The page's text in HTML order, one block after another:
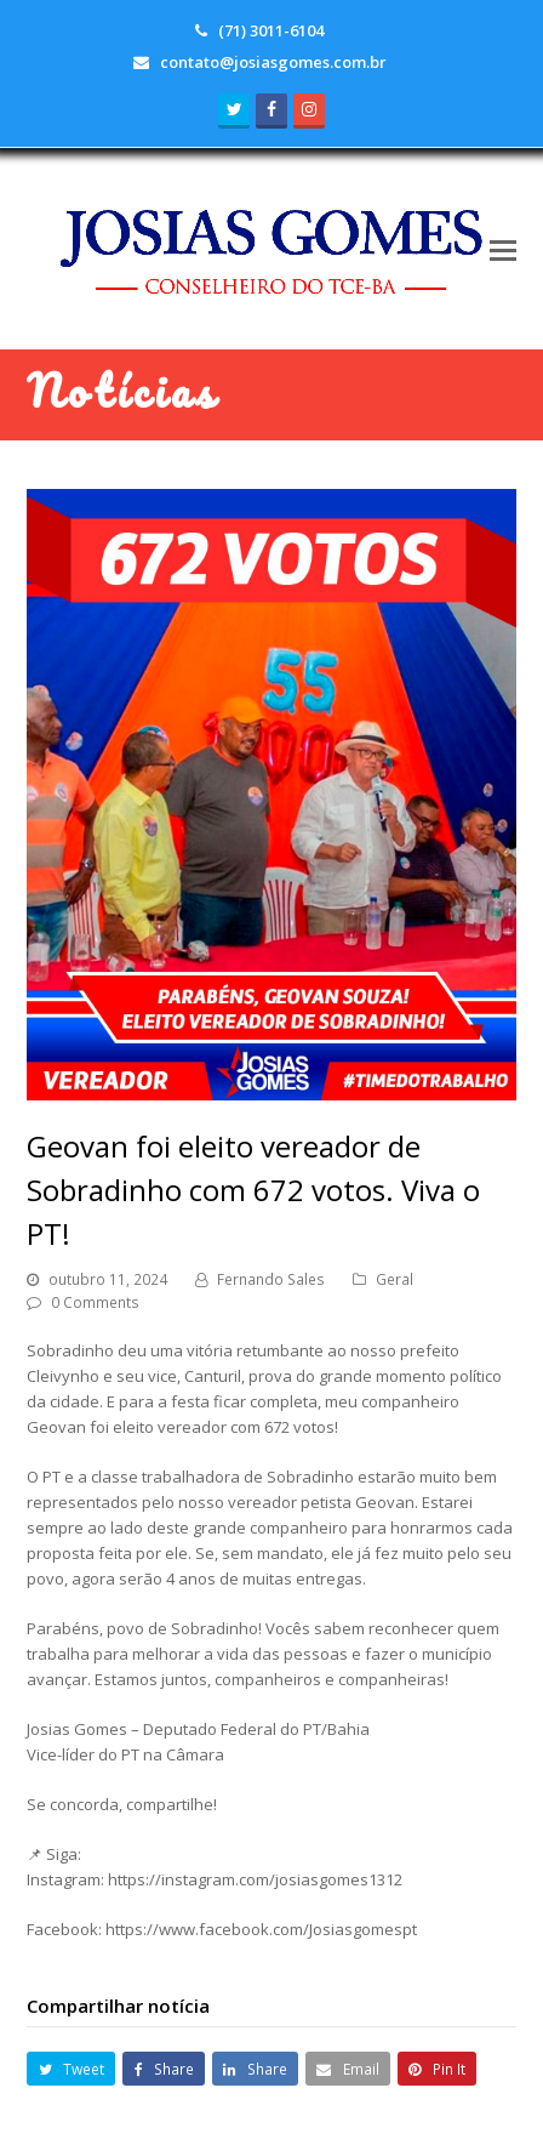
(71) 3011-6104
contato@josiasgomes.com.br
TwitterFacebook
Notícias
Geovan foi eleito vereador de
Sobradinho com 672 votos. Viva o
PT!
outubro 11, 2024 Fernando Sales
Geral
0 Comments
Sobradinho deu uma vitória retumbante ao nosso prefeito
Cleivynho e seu vice, Canturil, prova do grande momento político
da cidade. E para a festa ficar completa, meu companheiro
Geovan foi eleito vereador com 672 votos!
O PT e a classe trabalhadora de Sobradinho estarão muito bem
representados pelo nosso vereador petista Geovan. Estarei
sempre ao lado deste grande companheiro para honrarmos cada
proposta feita por ele. Se, sem mandato, ele já fez muito pelo seu
povo, agora serão 4 anos de muitas entregas.
Parabéns, povo de Sobradinho! Vocês sabem reconhecer quem
trabalha para melhorar a vida das pessoas e fazer o município
avançar. Estamos juntos, companheiros e companheiras!
Josias Gomes – Deputado Federal do PT/Bahia
Vice-líder do PT na Câmara
Se concorda, compartilhe!
📌 Siga:
Instagram: https://instagram.com/josiasgomes1312
Facebook: https://www.facebook.com/Josiasgomespt
Compartilhar notícia
Tweet Share Share Email Pin It